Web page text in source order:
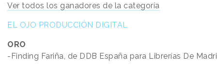
Ver todos los ganadores de la categoría
EL OJO PRODUCCIÓN DIGITAL
ORO
-Finding Fariña, de DDB España para Librerías De